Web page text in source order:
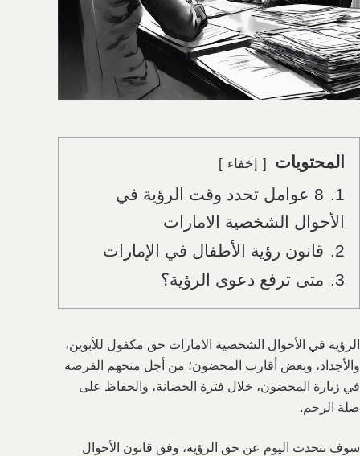
المحتويات إخفاء
1.
8 عوامل تحدد وقت الرؤية في
الأحوال الشخصية الامارات
2.
قانون رؤية الأطفال في الإمارات
3.
متى ترفع دعوى الرؤية؟
الرؤية في الأحوال الشخصية الامارات حق مكفول للأبوين،
والأجداد، وبعض أقارب المحضون؛ من أجل منحهم الفرصة
في زيارة المحضون، خلال فترة الحضانة، والحفاظ على
صلة الرحم.
سوف نتحدث اليوم عن حق الرؤية، وفق قانون الأحوال